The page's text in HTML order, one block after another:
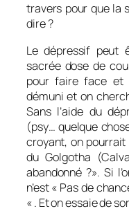
travers pour que la
dire ?
Le dépressif peut
sacrée dose de
pour faire face et
démuni et on
Sans l’aide du
(psy… quelque
croyant, on
du Golgotha
abandonné ?». Si
n’est « Pas de
« . Et on essaie de